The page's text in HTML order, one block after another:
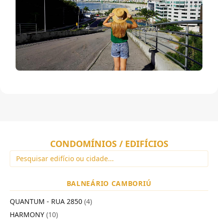
CONDOMÍNIOS / EDIFÍCIOS
BALNEÁRIO CAMBORIÚ
QUANTUM - RUA 2850 (4)
HARMONY (10)